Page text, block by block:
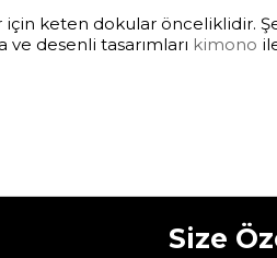
için keten dokular önceliklidir.
ve desenli tasarımları kimono
Size